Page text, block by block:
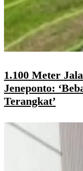
1.100 Meter
Jeneponto:
Terangkat’